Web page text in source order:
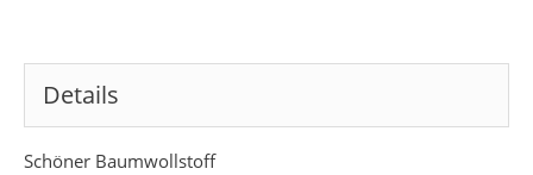
Details
Schöner Baumwollstoff